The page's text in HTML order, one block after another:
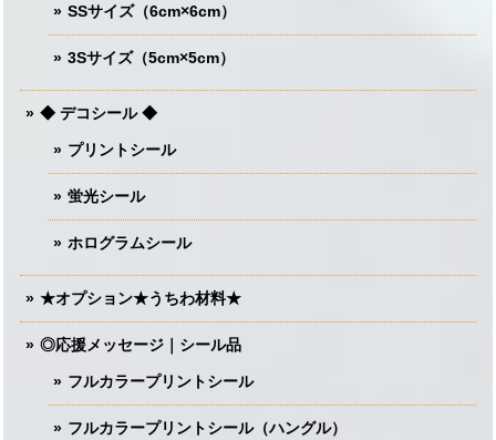
SSサイズ（6cm×6cm）
3Sサイズ（5cm×5cm）
◆ デコシール ◆
プリントシール
蛍光シール
ホログラムシール
★オプション★うちわ材料★
◎応援メッセージ｜シール品
フルカラープリントシール
フルカラープリントシール（ハングル）